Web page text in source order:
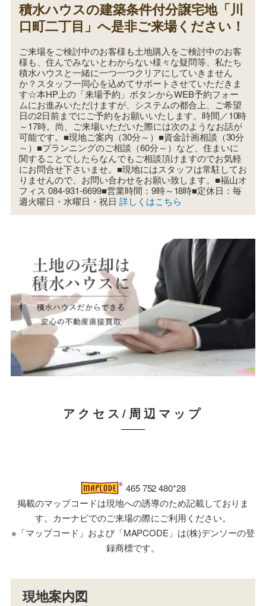
積水ハウスの建築条件付分譲宅地「川
口町二丁目」へ是非ご来場ください！
ご来場をご検討中のお客様も土地購入をご検討中のお客
様も、住んでみないとわからない様々な疑問等、私たち
積水ハウスと一緒に一つ一つクリアにしていきません
か？スタッフ一同心を込めてサポートさせていただきま
す☆本HP上の「来場予約」ボタンからWEB予約フォー
ムにお進みいただけますが、システムの都合上、ご希望
日の2日前までにご予約をお願いいたします。時間／10時
～17時。尚、ご来場いただいた際には次のようなお話が
可能です。■現地ご案内（30分～）■資金計画相談（30分
～）■プランニングのご相談（60分～）など、住まいに
関することでしたらなんでもご相談頂けますのでお気軽
にお問合せ下さいませ。■現地にはスタッフは常駐してお
りませんので、お問い合わせをお願い致します。■福山オ
フィス 084-931-6699■営業時間：9時～18時■定休日：毎
週火曜日・水曜日・祝日 詳しくはこちら
アクセス/周辺マップ
465 752 480*28
掲載のマップコードは現地への誘導のため記載しておりま
す。カーナビでのご来場の際にご利用ください。
※「マップコード」および「MAPCODE」は(株)デンソーの登
録商標です。
現地案内図